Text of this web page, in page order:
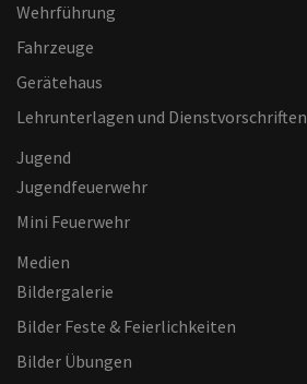
Wehrführung
Fahrzeuge
Gerätehaus
Lehrunterlagen und Dienstvorschriften
Jugend
Jugendfeuerwehr
Mini Feuerwehr
Medien
Bildergalerie
Bilder Feste & Feierlichkeiten
Bilder Übungen